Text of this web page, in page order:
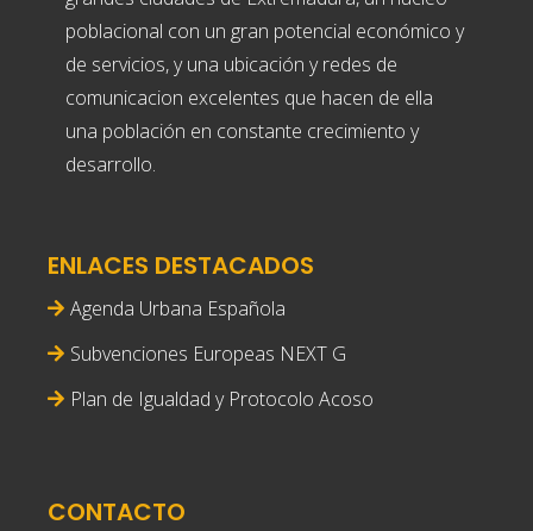
poblacional con un gran potencial económico y
de servicios, y una ubicación y redes de
comunicacion excelentes que hacen de ella
una población en constante crecimiento y
desarrollo.
ENLACES DESTACADOS
Agenda Urbana Española
Subvenciones Europeas NEXT G
Plan de Igualdad y Protocolo Acoso
CONTACTO